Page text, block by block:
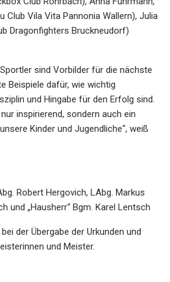
Club Vila Vita Pannonia Wallern), Julia
Dragonfighters Bruckneudorf)
sind Vorbilder für die nächste
Beispiele dafür, wie wichtig
und Hingabe für den Erfolg sind.
inspirierend, sondern auch ein
Kinder und Jugendliche“, weiß
Robert Hergovich, LAbg. Markus
und „Hausherr“ Bgm. Karel Lentsch
der Übergabe der Urkunden und
und Meister.